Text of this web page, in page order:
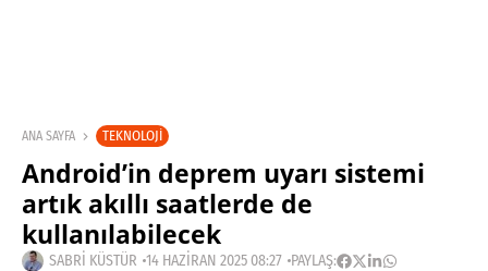
ANA SAYFA TEKNOLOJI
Android’in deprem uyarı sistemi
artık akıllı saatlerde de
kullanılabilecek
SABRI KÜSTÜR 14 HAZIRAN 2025 08:27 PAYLAŞ: